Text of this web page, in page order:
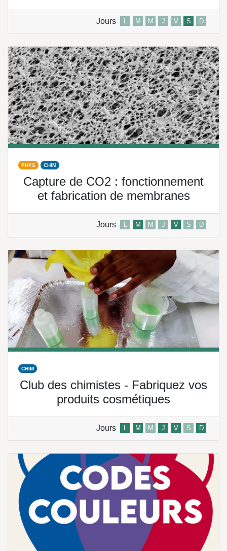
Jours L M M J V S D
PHYS CHIM
Capture de CO2 : fonctionnement
et fabrication de membranes
Jours L M M J V S D
CHIM
Club des chimistes - Fabriquez vos
produits cosmétiques
Jours L M M J V S D